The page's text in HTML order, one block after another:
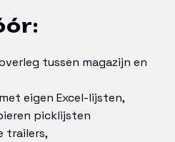
tussen magazijn en
eigen Excel-lijsten,
picklijsten
trailers,